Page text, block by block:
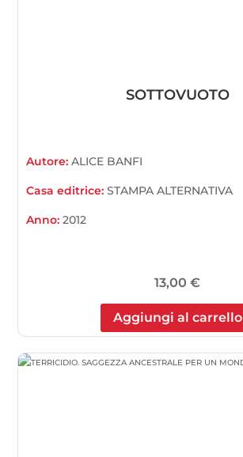
SOTTOVUOTO
Autore:ALICE BANFI
Casa editrice:STAMPA ALTERNATIVA
Anno:2012
13,00 €
Aggiungi al carrello